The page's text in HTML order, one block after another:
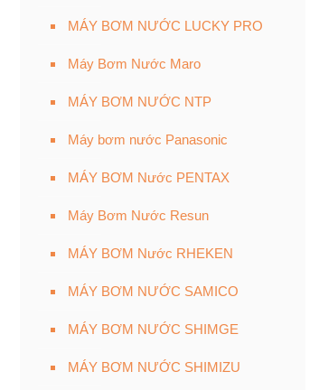
MÁY BƠM NƯỚC LUCKY PRO
Máy Bơm Nước Maro
MÁY BƠM NƯỚC NTP
Máy bơm nước Panasonic
MÁY BƠM Nước PENTAX
Máy Bơm Nước Resun
MÁY BƠM Nước RHEKEN
MÁY BƠM NƯỚC SAMICO
MÁY BƠM NƯỚC SHIMGE
MÁY BƠM NƯỚC SHIMIZU